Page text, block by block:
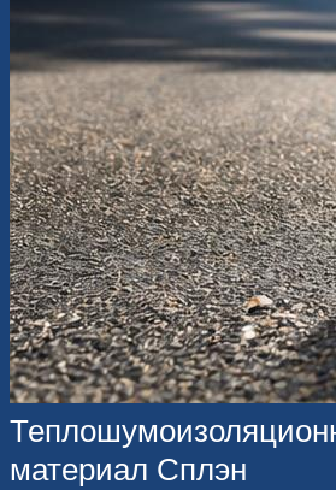
материал Сплэн